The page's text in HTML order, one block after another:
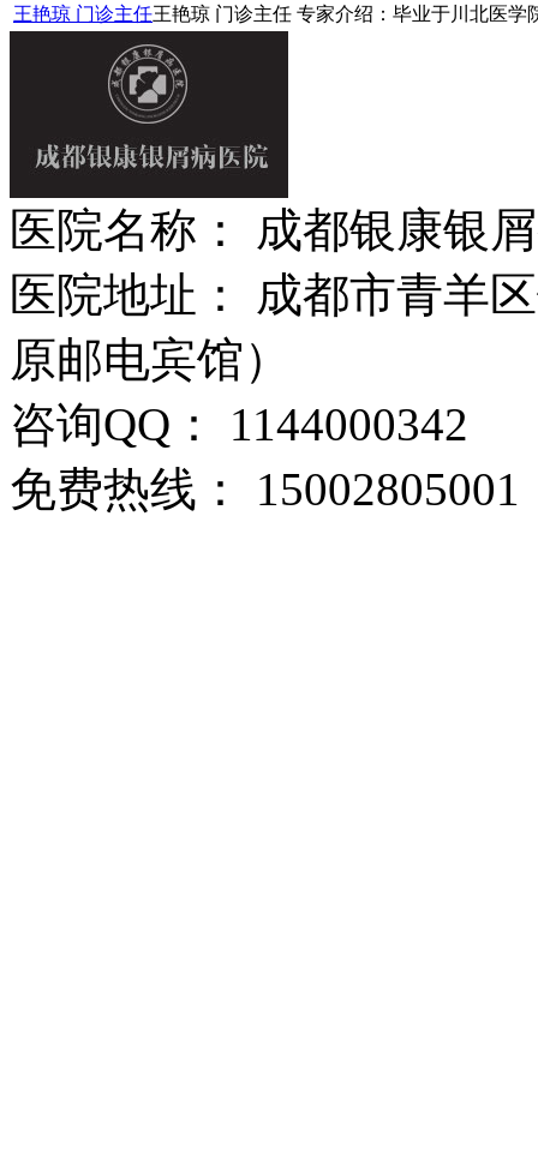
王艳琼 门诊主任王艳琼 门诊主任 专家介绍：毕业于川北医学
医院名称： 成都银康银
医院地址： 成都市青羊
原邮电宾馆）
咨询QQ： 1144000342
免费热线： 15002805001